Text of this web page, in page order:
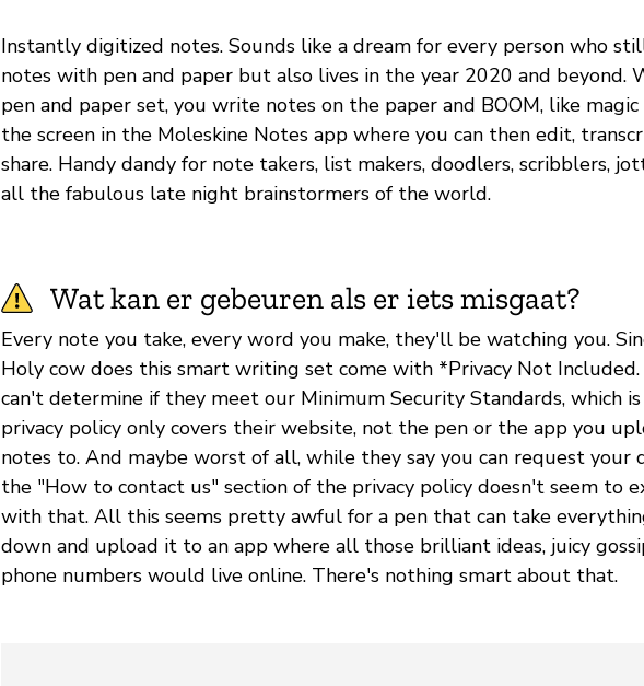
Instantly digitized notes. Sounds like a dream for every person who
notes with pen and paper but also lives in the year 2020 and beyond.
pen and paper set, you write notes on the paper and BOOM, like
the screen in the Moleskine Notes app where you can then edit,
share. Handy dandy for note takers, list makers, doodlers, scribblers,
all the fabulous late night brainstormers of the world.
Wat kan er gebeuren als er iets misgaat?
Every note you take, every word you make, they'll be watching you.
Holy cow does this smart writing set come with *Privacy Not
can't determine if they meet our Minimum Security Standards, which
privacy policy only covers their website, not the pen or the app you
notes to. And maybe worst of all, while they say you can request your
the "How to contact us" section of the privacy policy doesn't seem to
with that. All this seems pretty awful for a pen that can take
down and upload it to an app where all those brilliant ideas, juicy
phone numbers would live online. There's nothing smart about that.